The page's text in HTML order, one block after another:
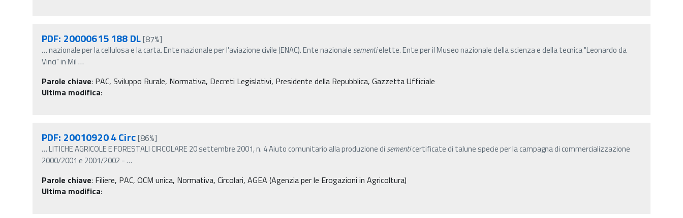
PDF: 20000615 188 DL[87%]
…nazionale per la cellulosa e la carta. Ente nazionale per l'aviazione civile (ENAC). Ente nazionale sementielette. Ente per il Museo nazionale della scienza e della tecnica "Leonardo da
Vinci" in Mil…
Parole chiave: PAC, Sviluppo Rurale, Normativa, Decreti Legislativi, Presidente della Repubblica, Gazzetta Ufficiale
Ultima modifica:
PDF: 20010920 4 Circ[86%]
…LITICHE AGRICOLE E FORESTALI CIRCOLARE 20 settembre 2001, n. 4 Aiuto comunitario alla produzione di sementicertificate di talune specie per la campagna di commercializzazione
2000/2001 e 2001/2002 -…
Parole chiave: Filiere, PAC, OCM unica, Normativa, Circolari, AGEA (Agenzia per le Erogazioni in Agricoltura)
Ultima modifica: